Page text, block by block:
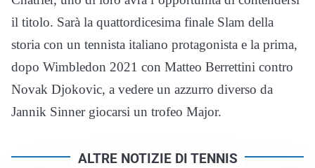
il titolo. Sarà la quattordicesima finale Slam della
storia con un tennista italiano protagonista e la prima,
dopo Wimbledon 2021 con Matteo Berrettini contro
Novak Djokovic, a vedere un azzurro diverso da
Jannik Sinner giocarsi un trofeo Major.
ALTRE NOTIZIE DI TENNIS